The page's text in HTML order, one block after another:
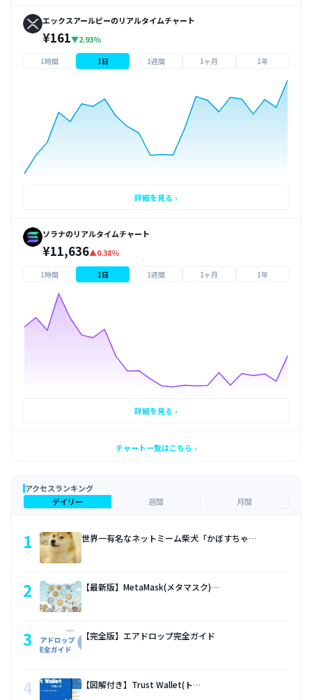
エックスアールピーのリアルタイムチャート
¥161▼2.93%
1時間 1日 1週間 1ヶ月 1年
詳細を見る ›
ソラナのリアルタイムチャート
¥11,636▲0.38%
1時間 1日 1週間 1ヶ月 1年
詳細を見る ›
チャート一覧はこちら ›
アクセスランキング
デイリー
週間 月間
1 世界一有名なネットミーム柴犬「かぼすちゃ…
2 【最新版】MetaMask(メタマスク)…
3 【完全版】エアドロップ完全ガイド
4 【図解付き】Trust Wallet(ト…